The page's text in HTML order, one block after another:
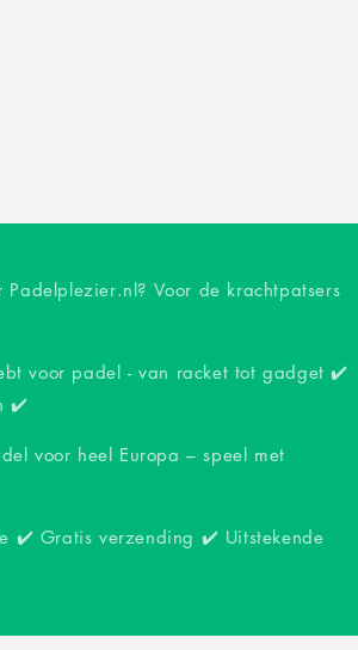
Voor de krachtpatsers
voor padel - van racket tot gadget ✔️
✔️
voor heel Europa – speel met
✔️ Gratis verzending ✔️ Uitstekende